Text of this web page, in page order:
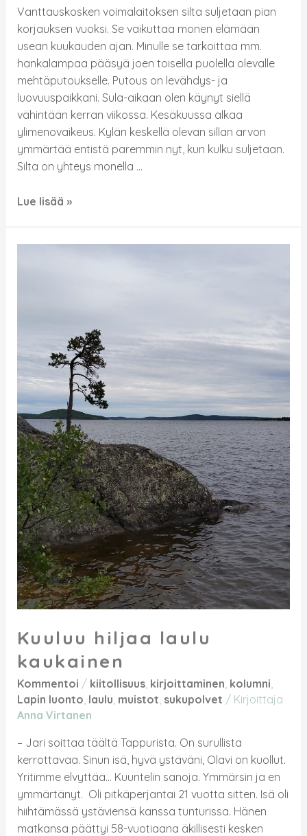
Vanttauskosken voimalaitoksen silta suljetaan pian
korjauksen vuoksi. Se vaikuttaa monen elämään
usean kuukauden ajan. Minulle se tarkoittaa mm.
hankalampaa pääsyä joen toisella puolella olevalle
mehtäputoukselle. Putous on levähdys- ja
luovuuspaikkani. Sula-aikaan olen käynyt siellä
vähintään kerran viikossa. Kesäkuussa alkaa
ylimenovaikeus. Kylän keskellä olevan sillan arvon
ymmärtää entistä paremmin nyt, kun kulku suljetaan.
Silta on yhteys monella …
Lue lisää »
Kuuluu hiljaa laulu
kaukainen
Kommentoi / kiitollisuus, kirjoittaminen kolumni
Lapin luonto laulu muistot sukupolvet / Kirjoittaja
Anna Virtanen
– Jari soittaa täältä Tappurista. On surullista
kerrottavaa. Sinun isä, hyvä ystäväni, Olavi on kuollut.
Yritimme elvyttää… Kuuntelin sanoja. Ymmärsin ja en
ymmärtänyt. Oli pitkäperjantai 21 vuotta sitten. Isä oli
hiihtämässä ystäviensä kanssa tunturissa. Hänen
matkansa päättyi 58-vuotiaana äkillisesti kesken